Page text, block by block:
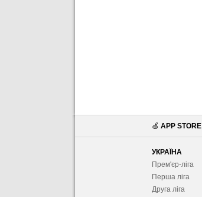
🍏 APP STORE
УКРАЇНА
Прем'єр-ліга
Перша ліга
Друга ліга